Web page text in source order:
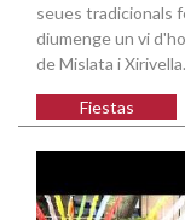
seues tradicionals
diumenge un vi
de Mislata i Xirivella.
Fiestas